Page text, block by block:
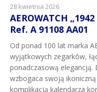
28 kwietnia 2026
AEROWATCH
Ref. A 91108 AA01
Od ponad 100 lat marka
wyjątkowych zegarków,
ponadczasową elegancją.
wzbogaca swoją
komplikacją kalendarza